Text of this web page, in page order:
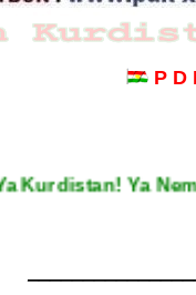
P D
Ya Kurdistan! Ya